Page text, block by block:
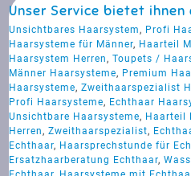
Unser Service bietet ihnen
Unsichtbares Haarsystem, Profi
Haarsysteme für Männer, Haarteil
Haarsystem Herren,Toupets /
Männer Haarsysteme, Premium
Haarsysteme,Zweithaarspezialist
Profi Haarsysteme, Echthaar
Unsichtbare Haarsysteme, Haarteil
Herren,Zweithaarspezialist,
Echthaar, Haarsprechstunde für
Ersatzhaarberatung Echthaar,